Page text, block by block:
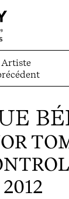
Artiste